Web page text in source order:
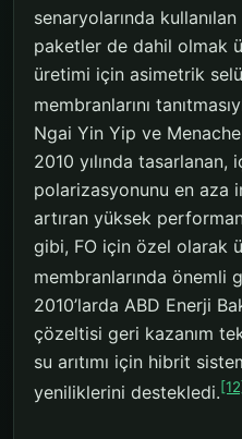
senaryolarında
paketler de dahil olmak
üretimi için asimetrik
membranlarını
Ngai Yin Yip ve
2010 yılında tasarlanan,
polarizasyonunu en aza
artıran yüksek
gibi, FO için özel olarak
membranlarında önemli
2010’larda ABD Enerji
çözeltisi geri kazanım
su arıtımı için hibrit
yeniliklerini destekledi.[12]